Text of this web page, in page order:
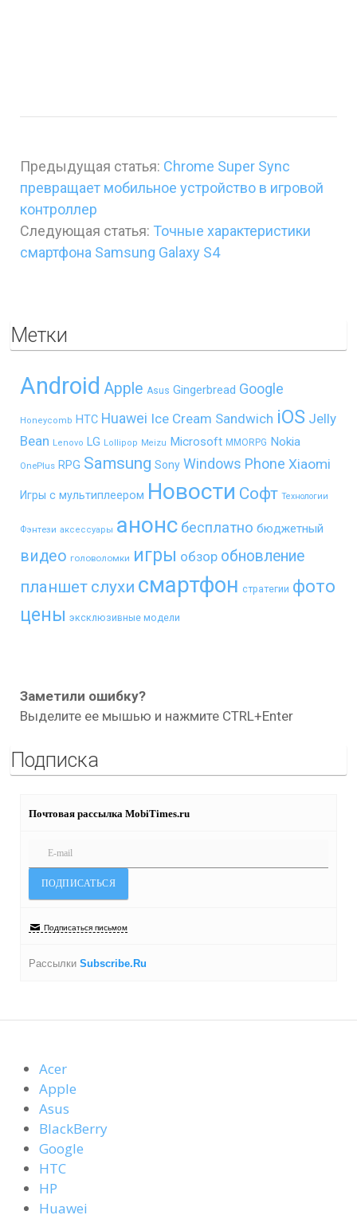
Предыдущая статья: Chrome Super Sync
превращает мобильное устройство в игровой
контроллер
Следующая статья: Точные характеристики
смартфона Samsung Galaxy S4
Метки
Android Apple Asus Gingerbread Google
Honeycomb HTC Huawei Ice Cream Sandwich iOS Jelly
Bean Lenovo LG Lollipop Meizu Microsoft MMORPG Nokia
OnePlus RPG Samsung Sony Windows Phone Xiaomi
Игры с мультиплеером Новости Софт Технологии
Фэнтези аксессуары анонс бесплатно бюджетный
видео головоломки игры обзор обновление
планшет слухи смартфон стратегии фото
цены эксклюзивные модели
Заметили ошибку?
Выделите ее мышью и нажмите CTRL+Enter
Подписка
Почтовая рассылка MobiTimes.ru
Подписаться письмом
Рассылки Subscribe.Ru
Acer
Apple
Asus
BlackBerry
Google
HTC
HP
Huawei